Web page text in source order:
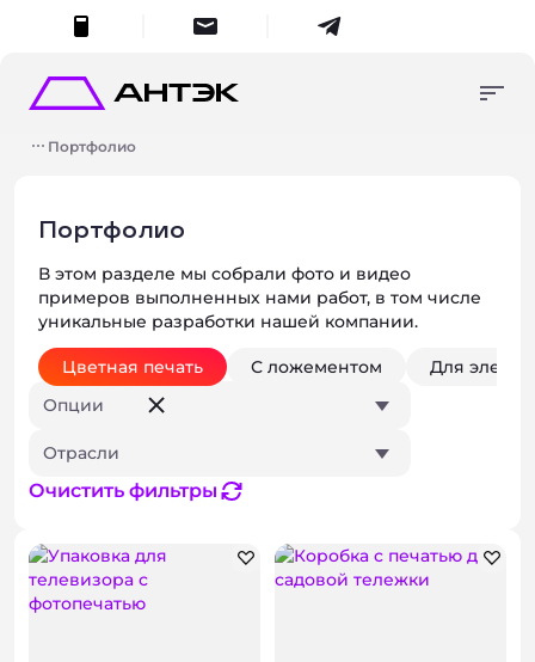
Упаковка в наличии
разработка
О компании
Контакты
изготовление и разработка
о компании
Поиск Умный поиск
Начните вводить запрос для получения результатов.
Портфолио
Портфолио
В этом разделе мы собрали фото и видео
примеров выполненных нами работ, в том числе
уникальные разработки нашей компании.
Цветная печать С ложементом
Для
Опции
Отрасли
Очистить фильтры